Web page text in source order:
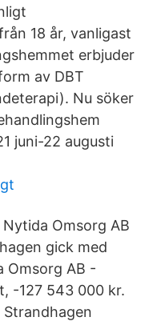
18 år, vanligast
erbjuder
av DBT
Nu söker
juni-22 augusti
Nytida Omsorg AB
gick med
Omsorg AB -
-127 543 000 kr.